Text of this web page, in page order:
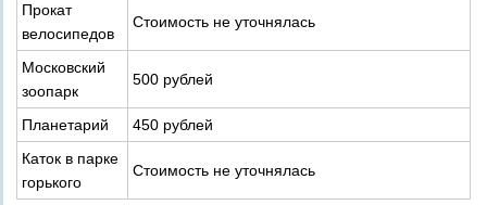
Прокат
велосипедов
Стоимость не уточнялась
Московский
зоопарк
500 рублей
Планетарий
450 рублей
Каток в парке
горького
Стоимость не уточнялась